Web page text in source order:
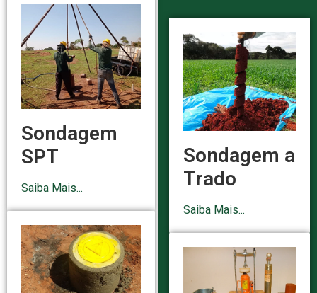
Sondagem
SPT
Saiba Mais...
Sondagem a
Trado
Saiba Mais...